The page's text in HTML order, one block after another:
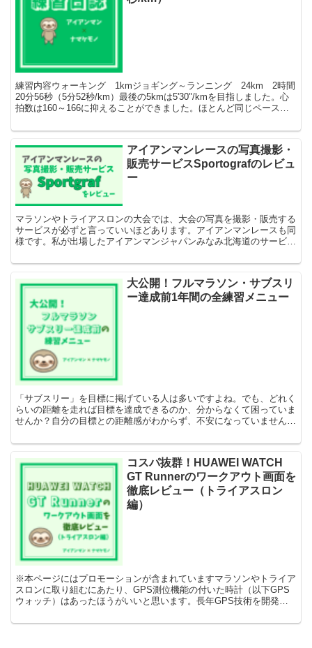
練習内容ウォーキング 1kmジョギング～ランニング 24km 2時間
20分56秒（5分52秒/km）最後の5kmは5'30"/kmを目指しました。心
拍数は160～166に抑えることができました。ほとんど同じペースで
アイアンマンレースの写真撮影・
販売サービスSportografのレビュ
ー
マラソンやトライアスロンの大会では、大会の写真を撮影・販売する
サービスが必ずと言っていいほどあります。アイアンマンレースも同
様です。私が出場したアイアンマンジャパンみなみ北海道のサービス
大公開！フルマラソン・サブスリ
ー達成前1年間の全練習メニュー
「サブスリー」を目標に掲げている人は多いですよね。でも、どれく
らいの距離を走れば目標を達成できるのか、分からなくて困っていま
せんか？自分の目標との距離感がわからず、不安になっていません
コスパ抜群！HUAWEI WATCH
GT Runnerのワークアウト画面を
徹底レビュー（トライアスロン
編）
※本ページにはプロモーションが含まれていますマラソンやトライア
スロンに取り組むにあたり、GPS測位機能の付いた時計（以下GPS
ウォッチ）はあったほうがいいと思います。長年GPS技術を開発し